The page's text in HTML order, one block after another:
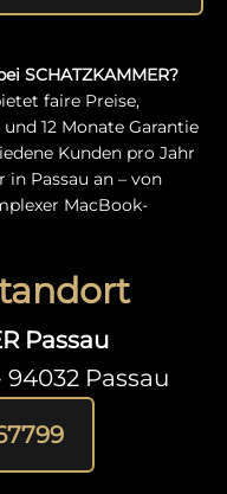
SCHATZKAMMER?
faire Preise,
12 Monate Garantie
Kunden pro Jahr
Passau an – von
MacBook-
Passau
Passau